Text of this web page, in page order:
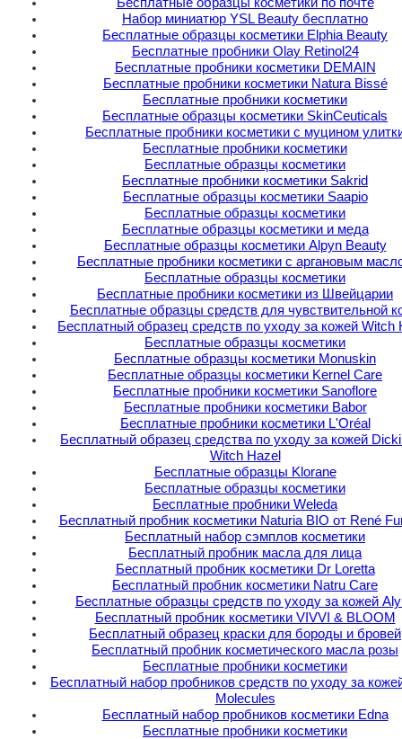
Набор миниатюр YSL Beauty бесплатно
Бесплатные образцы косметики Elphia Beauty
Бесплатные пробники Olay Retinol24
Бесплатные пробники косметики DEMAIN
Бесплатные пробники косметики Natura Bissé
Бесплатные пробники косметики
Бесплатные образцы косметики SkinCeuticals
Бесплатные пробники косметики с муцином
Бесплатные пробники косметики
Бесплатные образцы косметики
Бесплатные пробники косметики Sakrid
Бесплатные образцы косметики Saapio
Бесплатные образцы косметики
Бесплатные образцы косметики и меда
Бесплатные образцы косметики Alpyn Beauty
Бесплатные пробники косметики с аргановым
Бесплатные образцы косметики
Бесплатные пробники косметики из Швейцарии
Бесплатные образцы средств для чувствительной
Бесплатный образец средств по уходу за кожей Witch
Бесплатные образцы косметики
Бесплатные образцы косметики Monuskin
Бесплатные образцы косметики Kernel Care
Бесплатные пробники косметики Sanoflore
Бесплатные пробники косметики Babor
Бесплатные пробники косметики L'Oréal
Бесплатный образец средства по уходу за кожей
Witch Hazel
Бесплатные образцы Klorane
Бесплатные образцы косметики
Бесплатные пробники Weleda
Бесплатный пробник косметики Naturia BIO от René
Бесплатный набор сэмплов косметики
Бесплатный пробник масла для лица
Бесплатный пробник косметики Dr Loretta
Бесплатный пробник косметики Natru Care
Бесплатные образцы средств по уходу за кожей
Бесплатный пробник косметики VIVVI & BLOOM
Бесплатный образец краски для бороды и бровей
Бесплатный пробник косметического масла розы
Бесплатные пробники косметики
Бесплатный набор пробников средств по уходу за
Molecules
Бесплатный набор пробников косметики Edna
Бесплатные пробники косметики